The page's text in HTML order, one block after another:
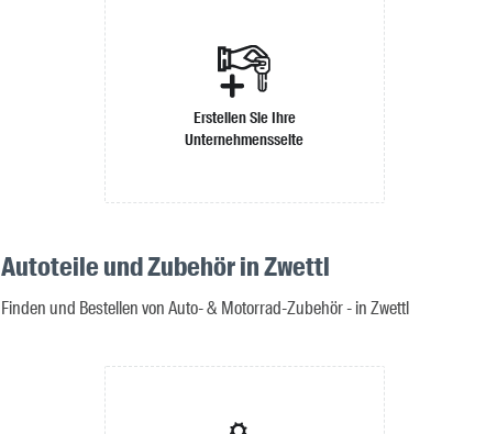
Erstellen Sie Ihre
Unternehmensseite
Autoteile und Zubehör in Zwettl
Finden und Bestellen von Auto- & Motorrad-Zubehör - in Zwettl